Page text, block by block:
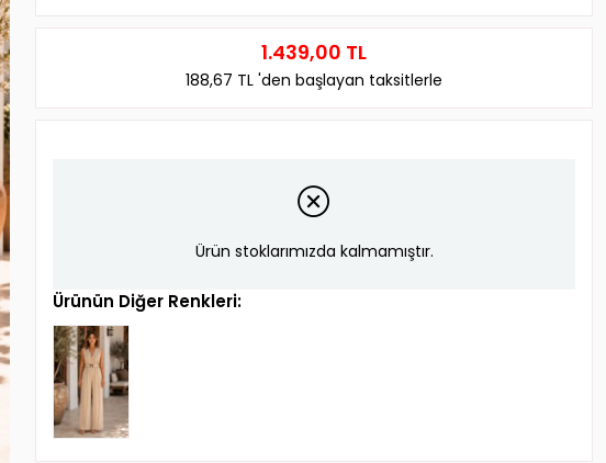
1.439,00 TL
188,67 TL 'den başlayan taksitlerle
Ürün stoklarımızda kalmamıştır.
Ürünün Diğer Renkleri: